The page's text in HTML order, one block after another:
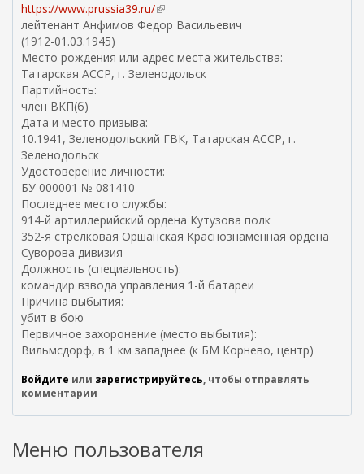
е
н
ы
https://www.prussia39.ru/(
в
е
ш
с
ы
к
а
)
лейтенант Анфимов Федор Васильевич
(1912-01.03.1945)
Место рождения или адрес места жительства:
Татарская АССР, г. Зеленодольск
Партийность:
член ВКП(б)
Дата и место призыва:
10.1941, Зеленодольский ГВК, Татарская АССР, г.
Зеленодольск
Удостоверение личности:
БУ 000001 № 081410
Последнее место службы:
914-й артиллерийский ордена Кутузова полк
352-я стрелковая Оршанская Краснознамённая ордена
Суворова дивизия
Должность (специальность):
командир взвода управления 1-й батареи
Причина выбытия:
убит в бою
Первичное захоронение (место выбытия):
Вильмсдорф, в 1 км западнее (к БМ Корнево, центр)
Войдите или зарегистрируйтесь, чтобы отправлять
комментарии
Меню пользователя